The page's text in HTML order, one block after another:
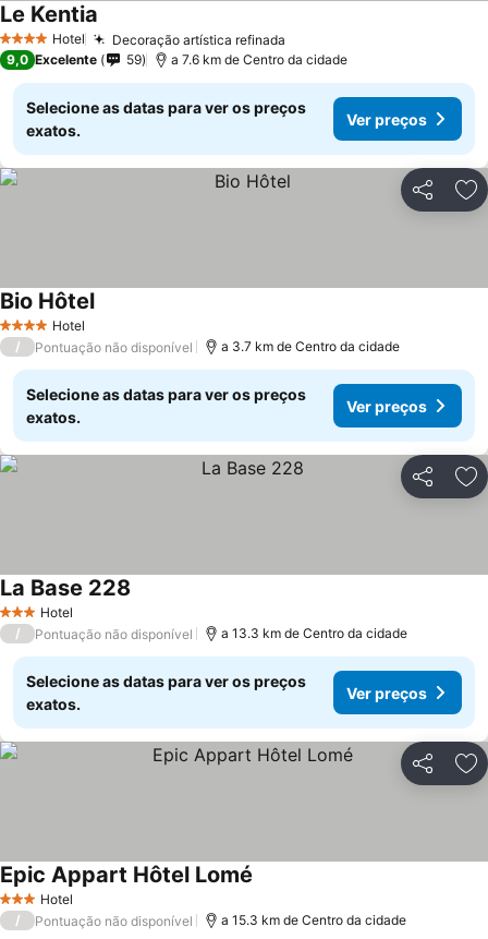
4 EstrelasHotel Decoração artística refinada
Le Kentia
9,0 Excelente 59 a 7.6 km de Centro da cidade
Selecione as datas para ver os preços
exatos.
Ver preços
Partilhar
4 EstrelasHotel
Bio Hôtel
/ Pontuação não disponível a 3.7 km de Centro da cidade
Selecione as datas para ver os preços
exatos.
Ver preços
Partilhar
3 EstrelasHotel
La Base 228
/ Pontuação não disponível a 13.3 km de Centro da cidade
Selecione as datas para ver os preços
exatos.
Ver preços
Partilhar
3 EstrelasHotel
Epic Appart Hôtel Lomé
/ Pontuação não disponível a 15.3 km de Centro da cidade